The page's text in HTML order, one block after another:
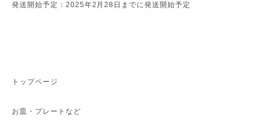
発送開始予定：2025年2月28日までに発送開始予定
トップページ
お皿・プレートなど